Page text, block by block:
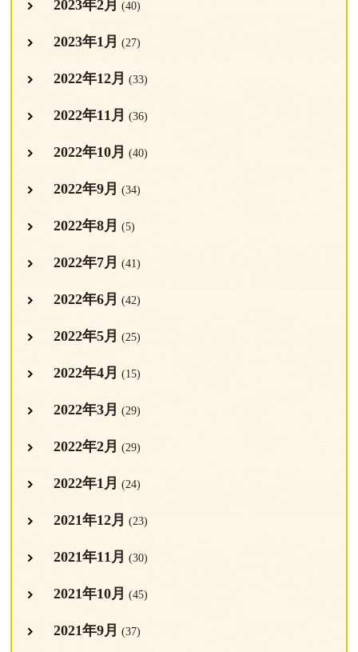
2023年2月 (40)
2023年1月 (27)
2022年12月 (33)
2022年11月 (36)
2022年10月 (40)
2022年9月 (34)
2022年8月 (5)
2022年7月 (41)
2022年6月 (42)
2022年5月 (25)
2022年4月 (15)
2022年3月 (29)
2022年2月 (29)
2022年1月 (24)
2021年12月 (23)
2021年11月 (30)
2021年10月 (45)
2021年9月 (37)